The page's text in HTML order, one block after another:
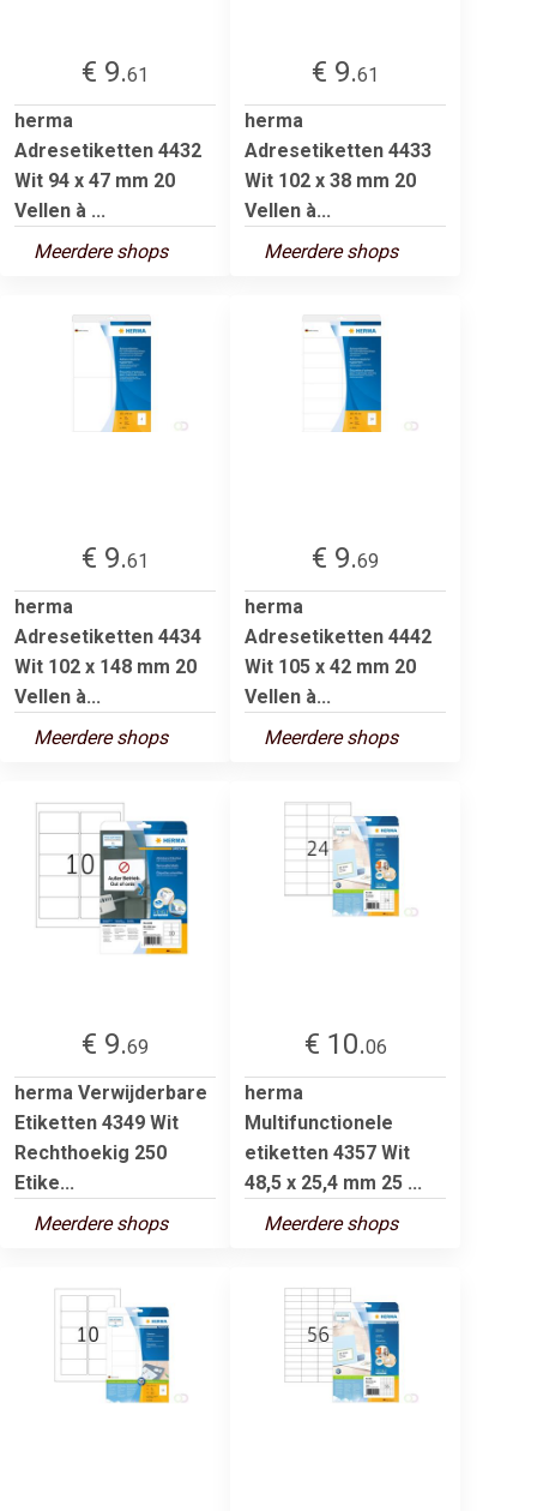
€ 9.61
herma
Adresetiketten 4432
Wit 94 x 47 mm 20
Vellen à ...
Meerdere shops
€ 9.61
herma
Adresetiketten 4433
Wit 102 x 38 mm 20
Vellen à...
Meerdere shops
€ 9.61
herma
Adresetiketten 4434
Wit 102 x 148 mm 20
Vellen à...
Meerdere shops
€ 9.69
herma
Adresetiketten 4442
Wit 105 x 42 mm 20
Vellen à...
Meerdere shops
€ 9.69
herma Verwijderbare
Etiketten 4349 Wit
Rechthoekig 250
Etike...
Meerdere shops
€ 10.06
herma
Multifunctionele
etiketten 4357 Wit
48,5 x 25,4 mm 25 ...
Meerdere shops